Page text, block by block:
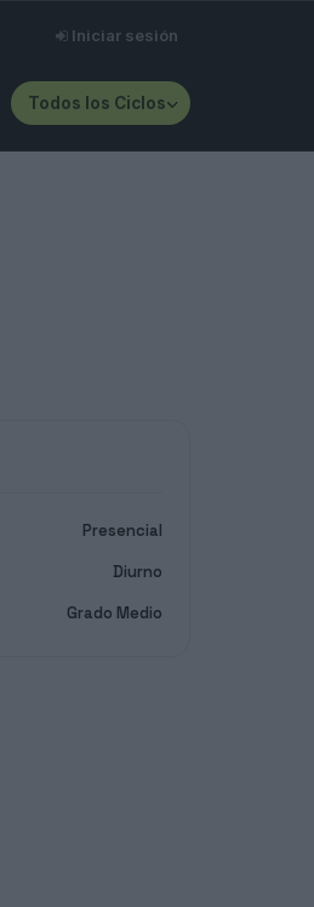
Iniciar sesión
Todos los Ciclos
Presencial
Diurno
Grado Medio